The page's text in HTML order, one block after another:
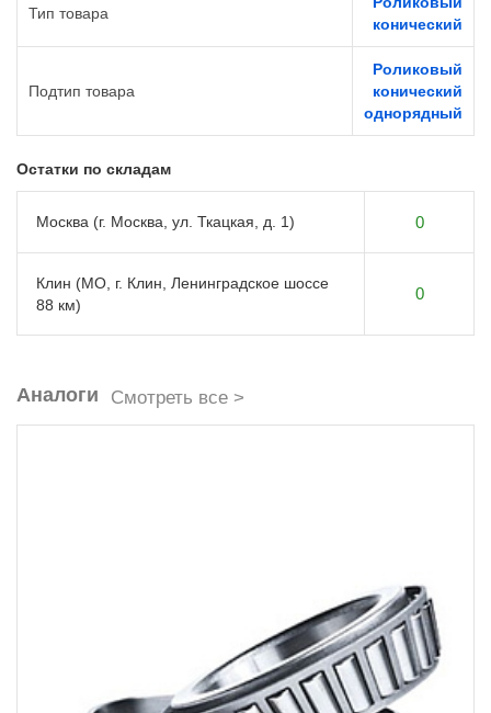
Тип товара
конический
Подтип товара
Роликовый
конический
однорядный
Остатки по складам
Москва (г. Москва, ул. Ткацкая, д. 1) 0
Клин (МО, г. Клин, Ленинградское шоссе
88 км)
0
Аналоги Смотреть все >